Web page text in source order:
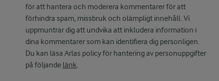
för att hantera och moderera kommentarer för att
förhindra spam, missbruk och olämpligt innehåll. Vi
uppmuntrar dig att undvika att inkludera information i
dina kommentarer som kan identifiera dig personligen.
Du kan läsa Arlas policy för hantering av personuppgifter
på följande länk.